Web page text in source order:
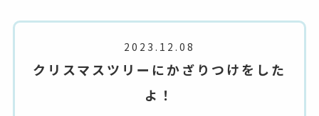
2023.12.08
クリスマスツリーにかざりつけをした
よ！